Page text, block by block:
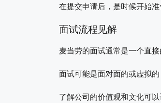
在提交申请后，是时候开始
面试流程见解
麦当劳的面试通常是一个直
面试可能是面对面的或虚拟
了解公司的价值观和文化可